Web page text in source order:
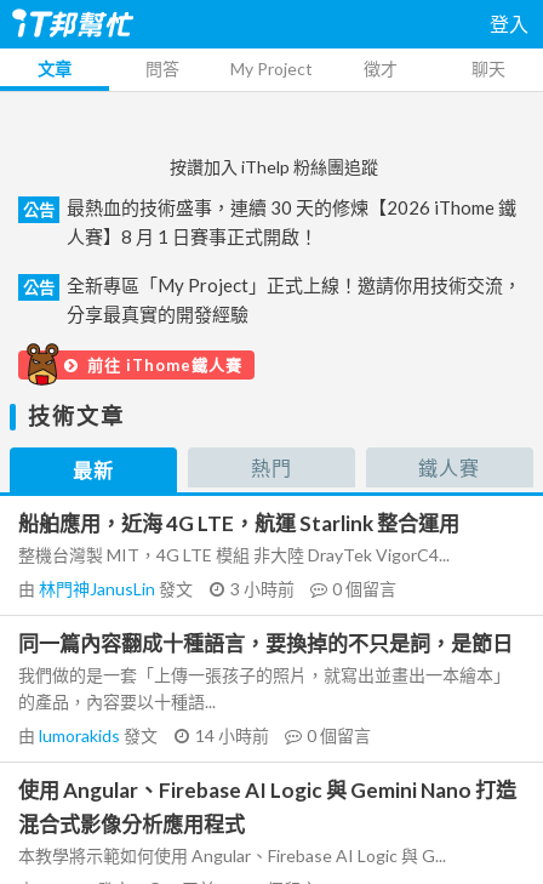
登入
文章 問答 My Project 徵才 聊天
按讚加入 iThelp 粉絲團追蹤
公告
最熱血的技術盛事，連續 30 天的修煉【2026 iThome 鐵
人賽】8 月 1 日賽事正式開啟！
公告
全新專區「My Project」正式上線！邀請你用技術交流，
分享最真實的開發經驗
前往 iThome鐵人賽
技術文章
最新 熱門 鐵人賽
船舶應用，近海 4G LTE，航運 Starlink 整合運用
整機台灣製 MIT，4G LTE 模組 非大陸 DrayTek VigorC4...
由 林門神JanusLin 發文 3 小時前 0個留言
同一篇內容翻成十種語言，要換掉的不只是詞，是節日
我們做的是一套「上傳一張孩子的照片，就寫出並畫出一本繪本」
的產品，內容要以十種語...
由 lumorakids 發文 14 小時前 0個留言
使用 Angular、Firebase AI Logic 與 Gemini Nano 打造
混合式影像分析應用程式
本教學將示範如何使用 Angular、Firebase AI Logic 與 G...